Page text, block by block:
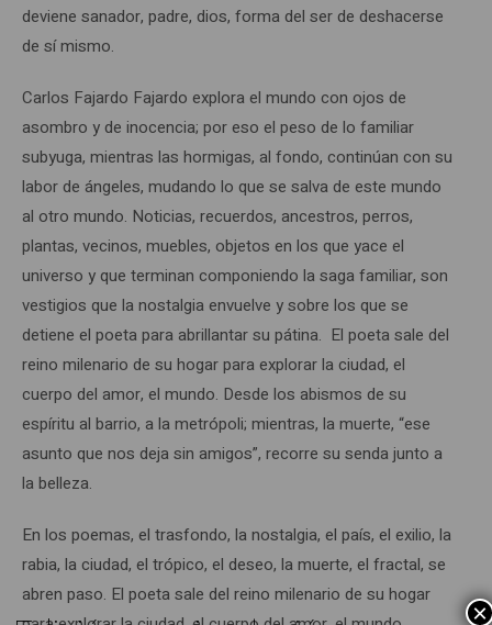
deviene sanador, padre, dios, forma del ser de deshacerse
de sí mismo.
Carlos Fajardo Fajardo explora el mundo con ojos de
asombro y de inocencia; por eso el peso de lo familiar
subyuga, mientras las hormigas, al fondo, continúan con su
labor de ángeles, mudando lo que se salva de este mundo
al otro mundo. Noticias, recuerdos, ancestros, perros,
plantas, vecinos, muebles, objetos en los que yace el
universo y que terminan componiendo la saga familiar, son
vestigios que la nostalgia envuelve y sobre los que se
detiene el poeta para abrillantar su pátina. El poeta sale del
reino milenario de su hogar para explorar la ciudad, el
cuerpo del amor, el mundo. Desde los abismos de su
espíritu al barrio, a la metrópoli; mientras, la muerte, “ese
asunto que nos deja sin amigos”, recorre su senda junto a
la belleza.
En los poemas, el trasfondo, la nostalgia, el país, el exilio, la
rabia, la ciudad, el trópico, el deseo, la muerte, el fractal, se
abren paso. El poeta sale del reino milenario de su hogar
×